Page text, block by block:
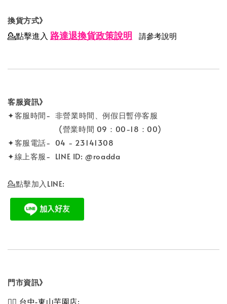
換貨方式》
💁點擊進入 路達退換貨政策說明 請參考說明
客服資訊》
✦客服時間- 非營業時間、例假日暫停客服
(營業時間 09：00-18：00)
✦客服電話- 04 - 23141308
✦線上客服- LINE ID: @roadda
💁點擊加入LINE:
門市資訊》
💁‍♀️ 台中-東山芋園店: